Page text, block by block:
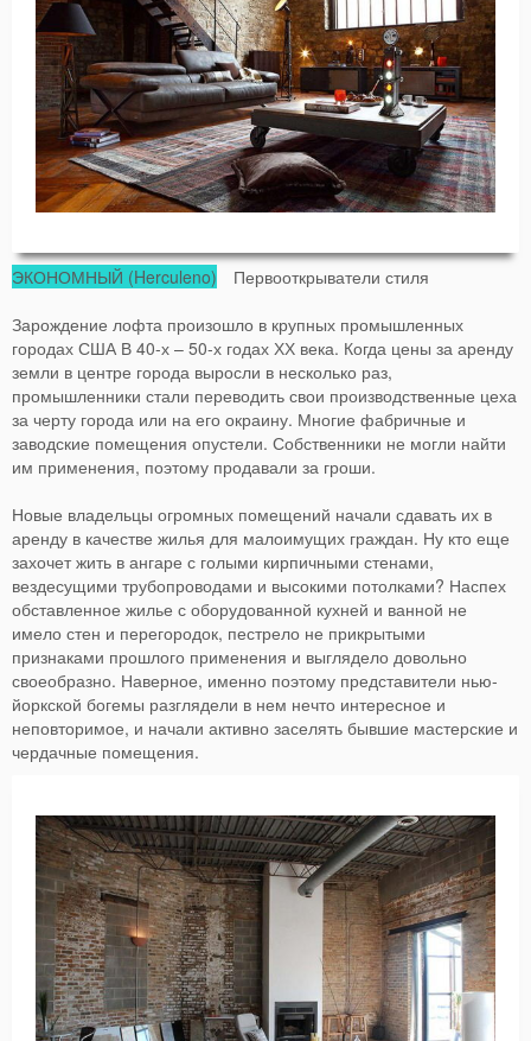
ЭКОНОМНЫЙ (Herculeno) Первооткрыватели стиля
Зарождение лофта произошло в крупных промышленных
городах США В 40-х – 50-х годах ХХ века. Когда цены за аренду
земли в центре города выросли в несколько раз,
промышленники стали переводить свои производственные цеха
за черту города или на его окраину. Многие фабричные и
заводские помещения опустели. Собственники не могли найти
им применения, поэтому продавали за гроши.
Новые владельцы огромных помещений начали сдавать их в
аренду в качестве жилья для малоимущих граждан. Ну кто еще
захочет жить в ангаре с голыми кирпичными стенами,
вездесущими трубопроводами и высокими потолками? Наспех
обставленное жилье с оборудованной кухней и ванной не
имело стен и перегородок, пестрело не прикрытыми
признаками прошлого применения и выглядело довольно
своеобразно. Наверное, именно поэтому представители нью-
йоркской богемы разглядели в нем нечто интересное и
неповторимое, и начали активно заселять бывшие мастерские и
чердачные помещения.